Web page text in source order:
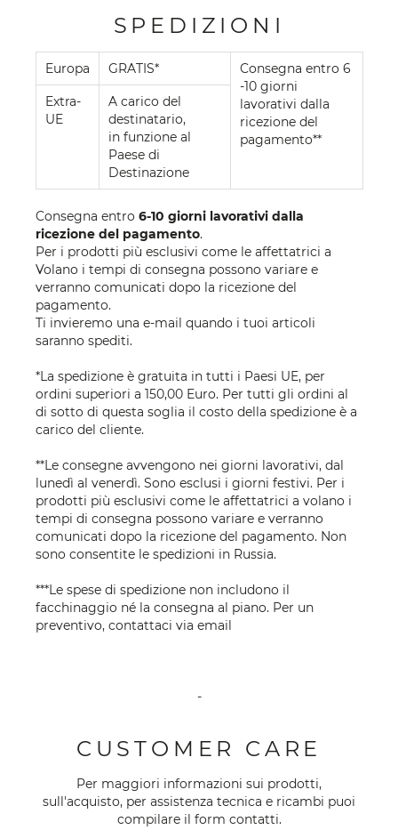
SPEDIZIONI
Europa GRATIS*
Consegna entro 6
-10 giorni
lavorativi dalla
ricezione del
pagamento**
Extra-
UE
A carico del
destinatario,
in funzione al
Paese di
Destinazione
Consegna entro 6-10 giorni lavorativi dalla
ricezione del pagamento.
Per i prodotti più esclusivi come le affettatrici a
Volano i tempi di consegna possono variare e
verranno comunicati dopo la ricezione del
pagamento.
Ti invieremo una e-mail quando i tuoi articoli
saranno spediti.
*La spedizione è gratuita in tutti i Paesi UE, per
ordini superiori a 150,00 Euro. Per tutti gli ordini al
di sotto di questa soglia il costo della spedizione è a
carico del cliente.
**Le consegne avvengono nei giorni lavorativi, dal
lunedì al venerdì. Sono esclusi i giorni festivi. Per i
prodotti più esclusivi come le affettatrici a volano i
tempi di consegna possono variare e verranno
comunicati dopo la ricezione del pagamento. Non
sono consentite le spedizioni in Russia.
***Le spese di spedizione non includono il
facchinaggio né la consegna al piano. Per un
preventivo, contattaci via email
-
CUSTOMER CARE
Per maggiori informazioni sui prodotti,
sull'acquisto, per assistenza tecnica e ricambi puoi
compilare il form contatti.